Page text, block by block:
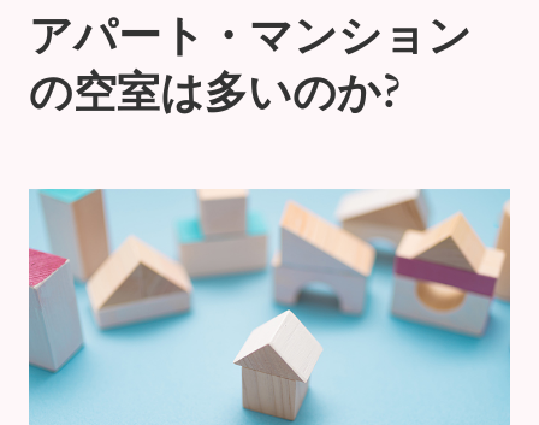
アパート・マンション
の空室は多いのか?